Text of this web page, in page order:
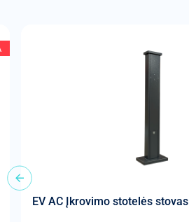
EV AC Įkrovimo stotelės stovas